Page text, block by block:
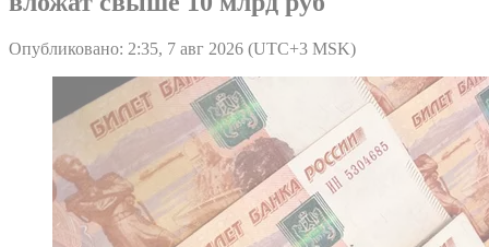
Опубликовано: 2:35, 7 авг 2026 (UTC+3 MSK)